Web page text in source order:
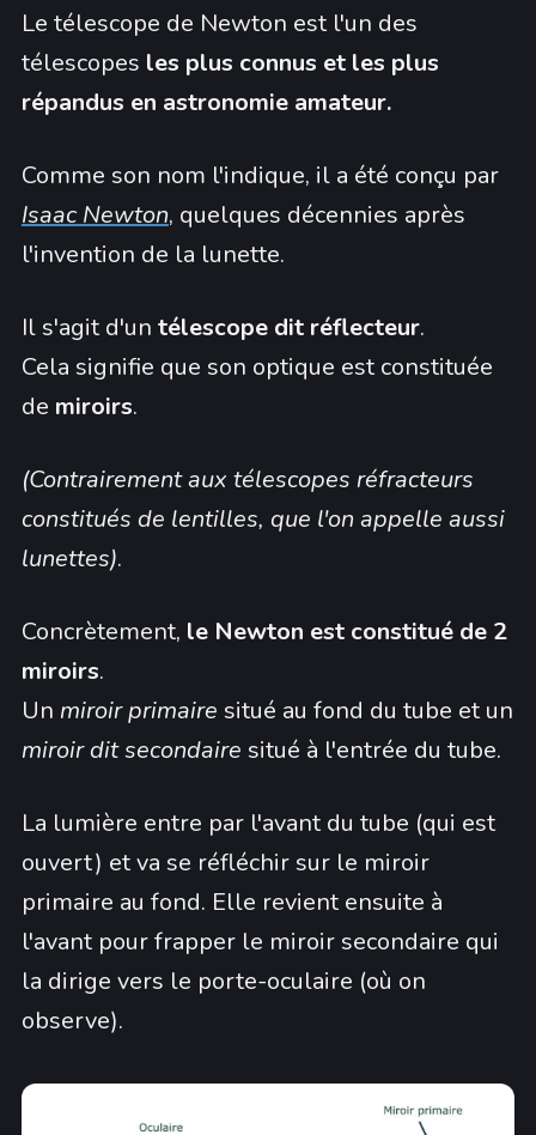
Le télescope de Newton est l'un des
télescopes les plus connus et les plus
répandus en astronomie amateur.
Comme son nom l'indique, il a été conçu par
Isaac Newton, quelques décennies après
l'invention de la lunette.
Il s'agit d'un télescope dit réflecteur.
Cela signifie que son optique est constituée
de miroirs.
(Contrairement aux télescopes réfracteurs
constitués de lentilles, que l'on appelle aussi
lunettes).
Concrètement, le Newton est constitué de 2
miroirs.
Un miroir primaire situé au fond du tube et un
miroir dit secondaire situé à l'entrée du tube.
La lumière entre par l'avant du tube (qui est
ouvert) et va se réfléchir sur le miroir
primaire au fond. Elle revient ensuite à
l'avant pour frapper le miroir secondaire qui
la dirige vers le porte-oculaire (où on
observe).